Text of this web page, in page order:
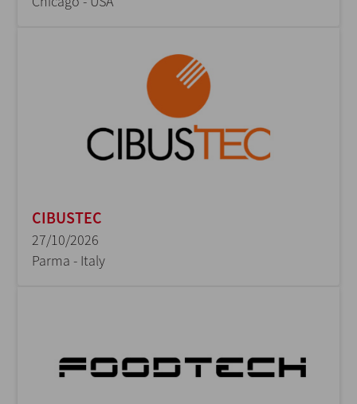
CIBUSTEC
27/10/2026
Parma - Italy